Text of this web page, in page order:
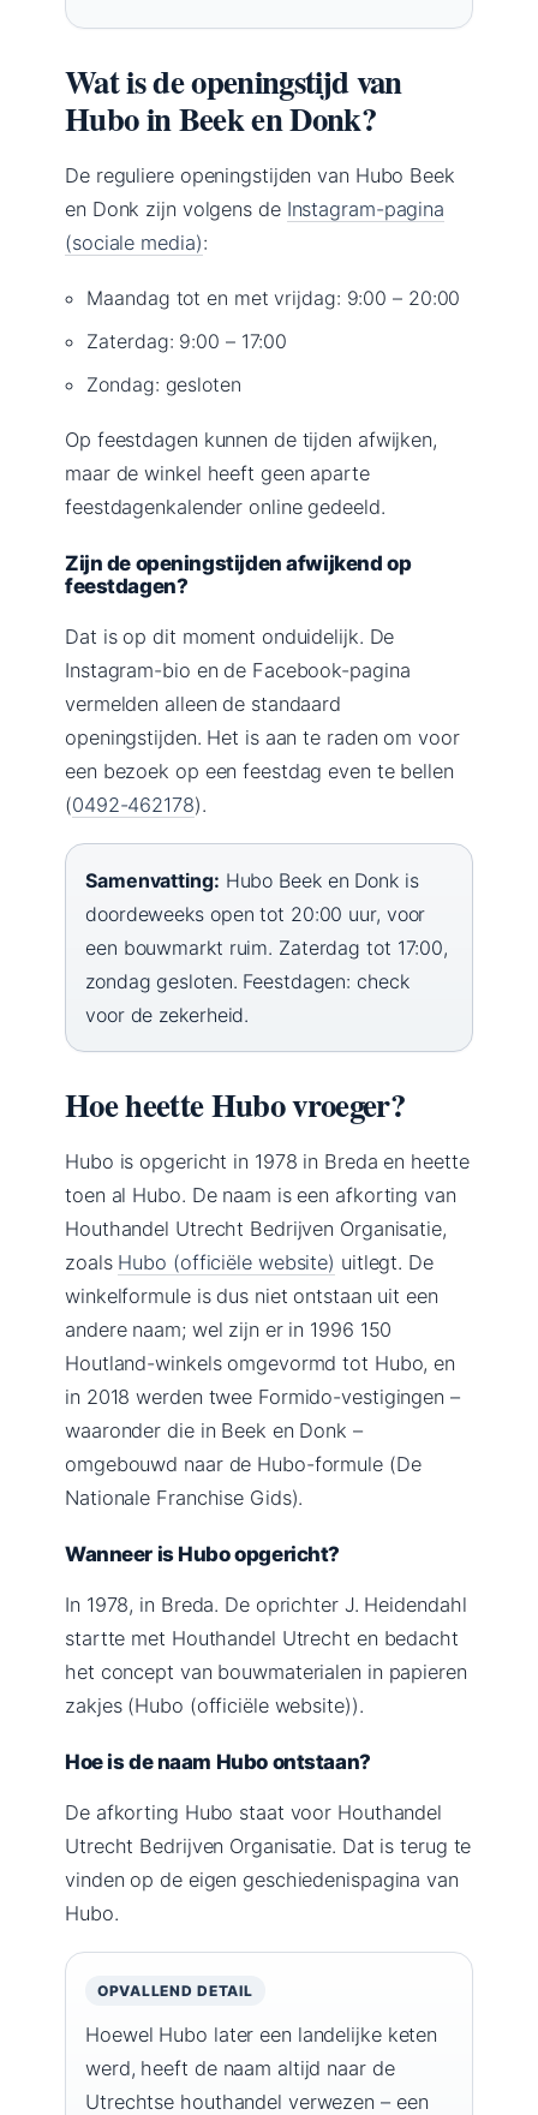
Wat is de openingstijd van
Hubo in Beek en Donk?
De reguliere openingstijden van Hubo Beek
en Donk zijn volgens de Instagram-pagina
(sociale media):
Maandag tot en met vrijdag: 9:00 – 20:00
Zaterdag: 9:00 – 17:00
Zondag: gesloten
Op feestdagen kunnen de tijden afwijken,
maar de winkel heeft geen aparte
feestdagenkalender online gedeeld.
Zijn de openingstijden afwijkend op
feestdagen?
Dat is op dit moment onduidelijk. De
Instagram-bio en de Facebook-pagina
vermelden alleen de standaard
openingstijden. Het is aan te raden om voor
een bezoek op een feestdag even te bellen
(0492-462178).
Samenvatting: Hubo Beek en Donk is
doordeweeks open tot 20:00 uur, voor
een bouwmarkt ruim. Zaterdag tot 17:00,
zondag gesloten. Feestdagen: check
voor de zekerheid.
Hoe heette Hubo vroeger?
Hubo is opgericht in 1978 in Breda en heette
toen al Hubo. De naam is een afkorting van
Houthandel Utrecht Bedrijven Organisatie,
zoals Hubo (officiële website) uitlegt. De
winkelformule is dus niet ontstaan uit een
andere naam; wel zijn er in 1996 150
Houtland-winkels omgevormd tot Hubo, en
in 2018 werden twee Formido-vestigingen –
waaronder die in Beek en Donk –
omgebouwd naar de Hubo-formule (De
Nationale Franchise Gids).
Wanneer is Hubo opgericht?
In 1978, in Breda. De oprichter J. Heidendahl
startte met Houthandel Utrecht en bedacht
het concept van bouwmaterialen in papieren
zakjes (Hubo (officiële website)).
Hoe is de naam Hubo ontstaan?
De afkorting Hubo staat voor Houthandel
Utrecht Bedrijven Organisatie. Dat is terug te
vinden op de eigen geschiedenispagina van
Hubo.
OPVALLEND DETAIL
Hoewel Hubo later een landelijke keten
werd, heeft de naam altijd naar de
Utrechtse houthandel verwezen – een